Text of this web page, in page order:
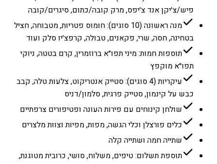
פיש/צ׳יקן אנד צ׳יפס, מרק קובה/כתום, סיגרים/קובה
מנה ראשונה (10 סוגים): חומוס פטריות, מטבוחה, חציל
בטחינה, חסה, שרי, פקאנים, טבולה, קרפצ׳יו סלק ועוד
תוספות חמות: מיני תפו״א ברוזמרין, קרם בטטה, ניוקי
תפו״א מוקפץ
עיקריות (4 סוגים): סטייק אנטריקוט, צלעות טלה, קבב
כבש על קינמון, סטייק פרגית, סלמון/דניס
שולחן קינוחים עם פירות העונה ופטיפורים צרפתיים
כלים פורצלן וכלי הגשה, מפות, מפיות וצוות מלצרים
שתייה חמה ושתייה קלה
תוספת תשלום: טיפים, משלוח, סושי, כרובית מטוגנת,